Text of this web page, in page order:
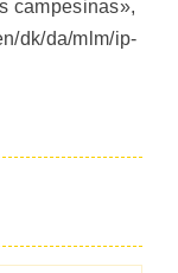
campesinas»,
dk/da/mlm/ip-